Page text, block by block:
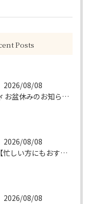
Posts
2026/08/08
🌿 お盆休みのお知らせ 🌿
2026/08/08
【忙しい方にもおすすめ】ゴールド＆ホワイトの大人ニュアンスホイルネイル
2026/08/08